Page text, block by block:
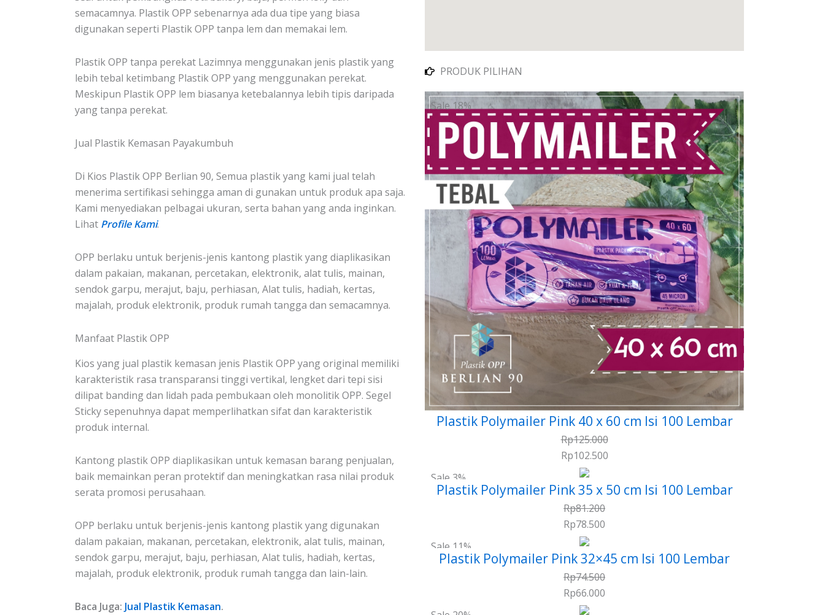
semacamnya. Plastik OPP sebenarnya ada dua tipe yang biasa
digunakan seperti Plastik OPP tanpa lem dan memakai lem.
Plastik OPP tanpa perekat Lazimnya menggunakan jenis plastik yang
lebih tebal ketimbang Plastik OPP yang menggunakan perekat.
Meskipun Plastik OPP lem biasanya ketebalannya lebih tipis daripada
yang tanpa perekat.
Jual Plastik Kemasan Payakumbuh
Di Kios Plastik OPP Berlian 90, Semua plastik yang kami jual telah
menerima sertifikasi sehingga aman di gunakan untuk produk apa saja.
Kami menyediakan pelbagai ukuran, serta bahan yang anda inginkan.
Lihat Profile Kami.
OPP berlaku untuk berjenis-jenis kantong plastik yang diaplikasikan
dalam pakaian, makanan, percetakan, elektronik, alat tulis, mainan,
sendok garpu, merajut, baju, perhiasan, Alat tulis, hadiah, kertas,
majalah, produk elektronik, produk rumah tangga dan semacamnya.
Manfaat Plastik OPP
Kios yang jual plastik kemasan jenis Plastik OPP yang original memiliki
karakteristik rasa transparansi tinggi vertikal, lengket dari tepi sisi
dilipat banding dan lidah pada pembukaan oleh monolitik OPP. Segel
Sticky sepenuhnya dapat memperlihatkan sifat dan karakteristik
produk internal.
Kantong plastik OPP diaplikasikan untuk kemasan barang penjualan,
baik memainkan peran protektif dan meningkatkan rasa nilai produk
serata promosi perusahaan.
OPP berlaku untuk berjenis-jenis kantong plastik yang digunakan
dalam pakaian, makanan, percetakan, elektronik, alat tulis, mainan,
sendok garpu, merajut, baju, perhiasan, Alat tulis, hadiah, kertas,
majalah, produk elektronik, produk rumah tangga dan lain-lain.
Baca Juga: Jual Plastik Kemasan.
PRODUK PILIHAN
Sale 18%
Plastik Polymailer Pink 40 x 60 cm Isi 100 Lembar
Rp125.000
Rp102.500
Sale 3%
Plastik Polymailer Pink 35 x 50 cm Isi 100 Lembar
Rp81.200
Rp78.500
Sale 11%
Plastik Polymailer Pink 32×45 cm Isi 100 Lembar
Rp74.500
Rp66.000